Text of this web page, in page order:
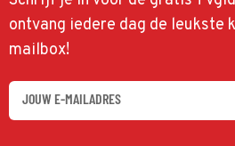
ontvang iedere dag de leukste
mailbox!